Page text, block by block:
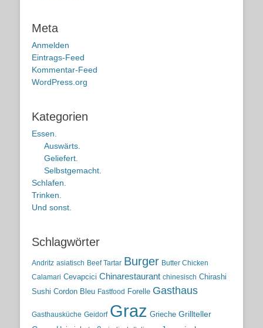
Meta
Anmelden
Eintrags-Feed
Kommentar-Feed
WordPress.org
Kategorien
Essen.
Auswärts.
Geliefert.
Selbstgemacht.
Schlafen.
Trinken.
Und sonst.
Schlagwörter
Andritz asiatisch Beef Tartar Burger Butter Chicken
Calamari Cevapcici Chinarestaurant chinesisch Chirashi
Sushi Cordon Bleu Fastfood Forelle Gasthaus
Gasthausküche Geidorf Graz Grieche Grillteller